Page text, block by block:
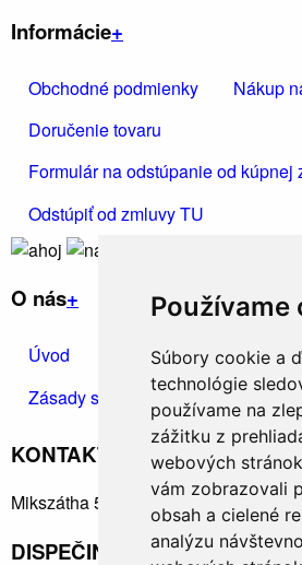
Používame
Súbory cookie a
technológie
používame na
zážitku z
webových
vám zobrazovali
obsah a cielené
analýzu
Informácie+
Obchodné podmienky
Nákup
Doručenie tovaru
Formulár na odstúpanie od kúpnej
Odstúpiť od zmluvy TU
O nás+
Úvod Kontakt
Ochrana
Zásady spracúvania osobných
KONTAKTUJTE NÁS+
Mikszátha 5, Rimavská Sobota 97901
DISPEČING: +421915910890